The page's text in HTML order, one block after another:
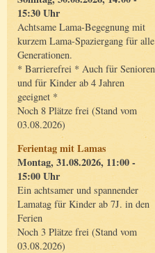
15:30 Uhr
Achtsame Lama-Begegnung mit
kurzem Lama-Spaziergang für alle
Generationen.
* Barrierefrei * Auch für Senioren
und für Kinder ab 4 Jahren
geeignet *
Noch 8 Plätze frei (Stand vom
03.08.2026)
Ferientag mit Lamas
Montag, 31.08.2026, 11:00 -
15:00 Uhr
Ein achtsamer und spannender
Lamatag für Kinder ab 7J. in den
Ferien
Noch 3 Plätze frei (Stand vom
03.08.2026)